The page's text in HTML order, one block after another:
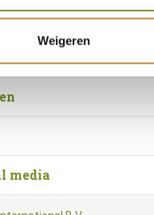
Weigeren
media